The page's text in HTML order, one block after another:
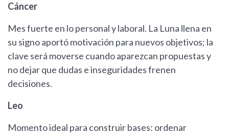
Cáncer
Mes fuerte en lo personal y laboral. La Luna llena en
su signo aportó motivación para nuevos objetivos; la
clave será moverse cuando aparezcan propuestas y
no dejar que dudas e inseguridades frenen
decisiones.
Leo
Momento ideal para construir bases: ordenar